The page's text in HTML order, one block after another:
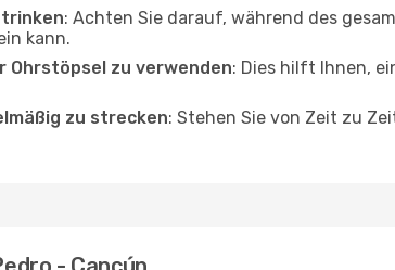
trinken: Achten Sie darauf, während des
kann.
Ohrstöpsel zu verwenden: Dies hilft Ihnen,
zu strecken: Stehen Sie von Zeit zu